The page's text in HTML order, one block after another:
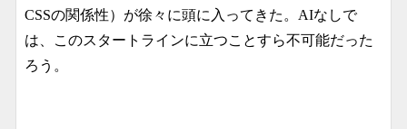
CSSの関係性）が徐々に頭に入ってきた。AIなしで
は、このスタートラインに立つことすら不可能だった
ろう。